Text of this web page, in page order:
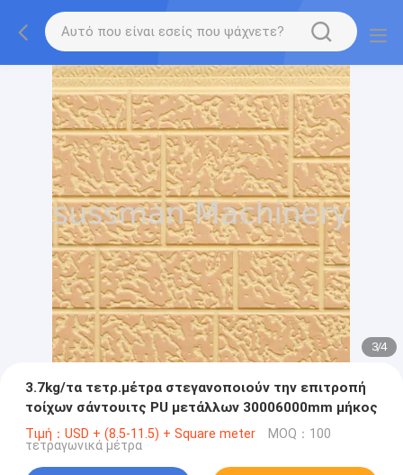
3/4
3.7kg/τα τετρ.μέτρα στεγανοποιούν την επιτροπή
τοίχων σάντουιτς PU μετάλλων 30006000mm μήκος
Τιμή：USD + (8.5-11.5) + Square meter MOQ：100
τετραγωνικά μέτρα